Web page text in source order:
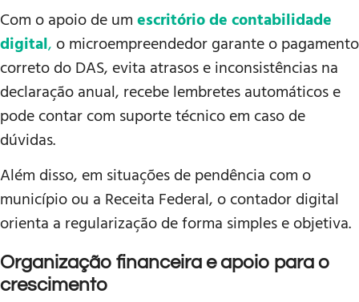
Com o apoio de umescritório de contabilidade
digital,o microempreendedor garante o pagamento
correto do DAS, evita atrasos e inconsistências na
declaração anual, recebe lembretes automáticos e
pode contar com suporte técnico em caso de
dúvidas.
Além disso, em situações de pendência com o
município ou a Receita Federal, o contador digital
orienta a regularização de forma simples e objetiva.
Organização financeira e apoio para o
crescimento